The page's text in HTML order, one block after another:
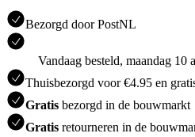
Bezorgd door PostNL
Vandaag besteld, maandag 10
Thuisbezorgd voor €4.95 en
Gratis bezorgd in de bouwmarkt
Gratis retourneren in de